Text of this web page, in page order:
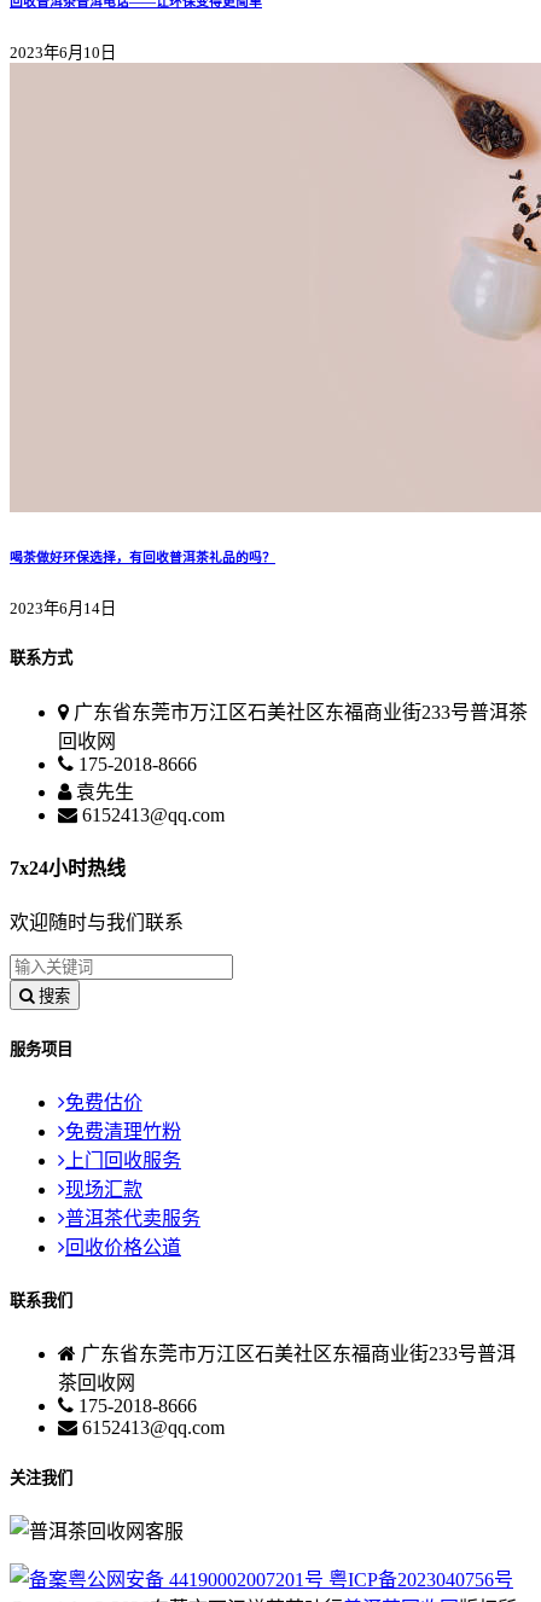
2023年6月10日
喝茶做好环保选择，有回收普洱茶礼品的吗？
2023年6月14日
联系方式
广东省东莞市万江区石美社区东福商业街233号普洱茶
回收网
175-2018-8666
袁先生
6152413@qq.com
7x24小时热线
欢迎随时与我们联系
搜索
服务项目
免费估价
免费清理竹粉
上门回收服务
现场汇款
普洱茶代卖服务
回收价格公道
联系我们
广东省东莞市万江区石美社区东福商业街233号普洱
茶回收网
175-2018-8666
6152413@qq.com
关注我们
粤公网安备 44190002007201号 粤ICP备2023040756号